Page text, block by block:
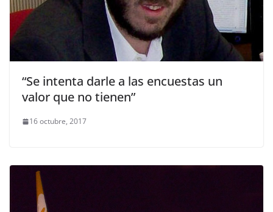
“Se intenta darle a las encuestas un
valor que no tienen”
16 octubre, 2017